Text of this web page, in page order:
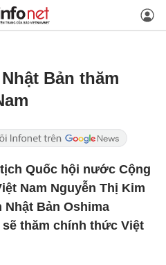
Bản thăm
Quốc hội nước Cộng
Nam Nguyễn Thị Kim
Nhật Bản Oshima
thăm chính thức Việt